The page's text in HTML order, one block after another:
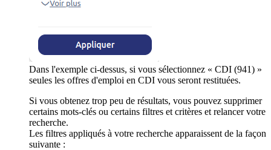
Dans l'exemple ci-dessus, si vous sélectionnez « CDI (941) »
seules les offres d'emploi en CDI vous seront restituées.
Si vous obtenez trop peu de résultats, vous pouvez supprimer
certains mots-clés ou certains filtres et critères et relancer votre
recherche.
Les filtres appliqués à votre recherche apparaissent de la façon
suivante :